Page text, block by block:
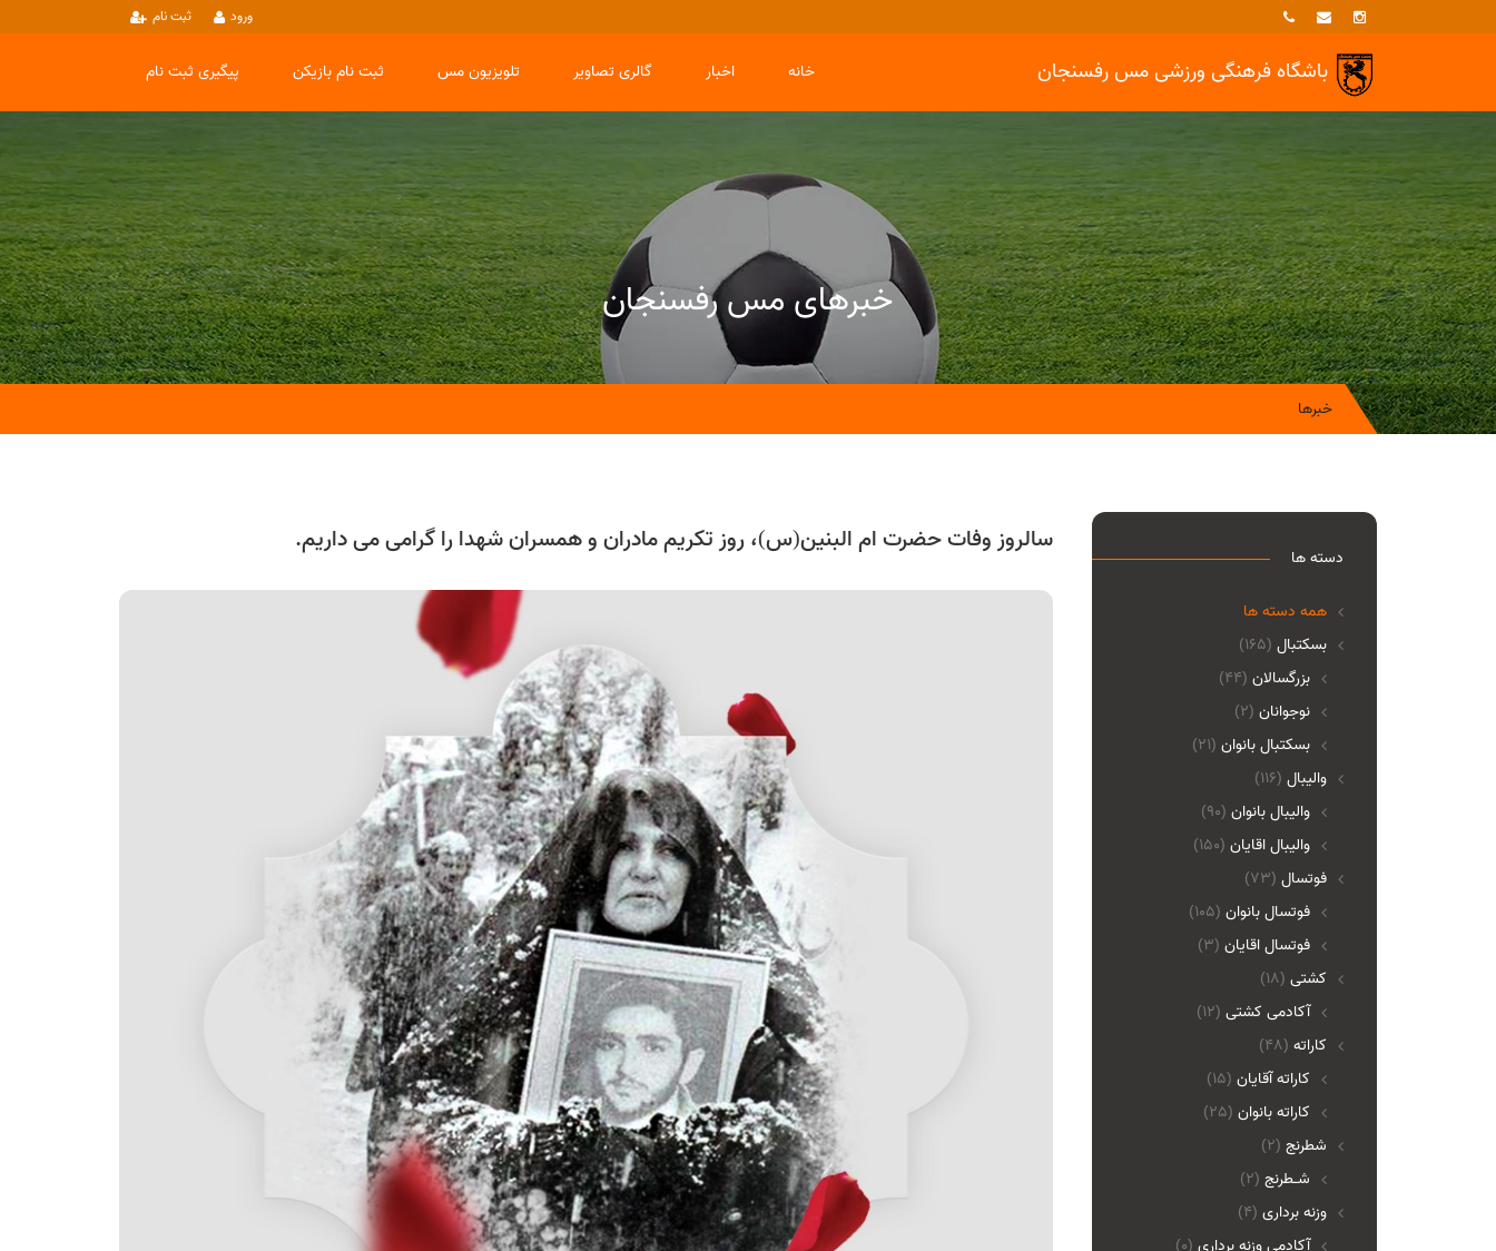
ثبت نام ورود
باشگاه فرهنگی ورزشیمس رفسنجان پیگیری ثبت نام ثبت نام بازیکن تلویزیون مس گالری تصاویر اخبار خانه
خبرهای مس رفسنجان
خبرها
سالروز وفات حضرت ام البنین(س)، روز تکریم مادران و همسران شهدا را گرامی می داریم.
دسته ها
همه دسته ها
(165) بسکتبال
بزرگسالان (44)
نوجوانان (2)
بسکتبال بانوان (21)
(116) والیبال
واليبال بانوان (90)
واليبال اقايان (150)
(73) فوتسال
فوتسال بانوان (105)
فوتسال اقايان (3)
(18) کشتی
آکادمی کشتی (12)
(48) کاراته
کاراته آقایان (15)
کاراته بانوان (25)
(2) شطرنج
شـطرنج (2)
(4) وزنه برداری